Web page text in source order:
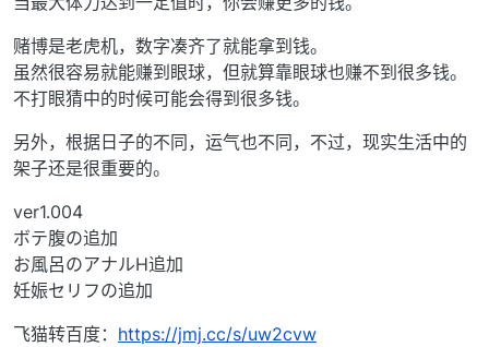
赌博是老虎机，数字凑齐了就能拿到钱。
虽然很容易就能赚到眼球，但就算靠眼球也赚不到很多钱。
不打眼猜中的时候可能会得到很多钱。
另外，根据日子的不同，运气也不同，不过，现实生活中的
架子还是很重要的。
ver1.004
ボテ腹の追加
お風呂のアナルH追加
妊娠セリフの追加
飞猫转百度： https://jmj.cc/s/uw2cvw